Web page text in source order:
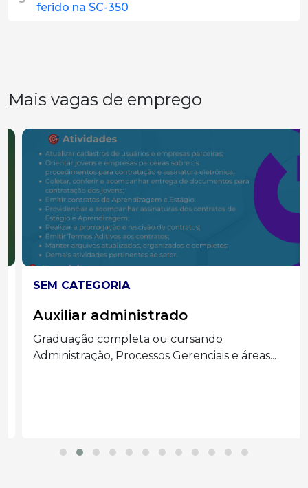
ferido na SC-350
Mais vagas de emprego
SEM CATEGORIA
Auxiliar administrado
Graduação completa ou cursando
Administração, Processos Gerenciais e áreas...